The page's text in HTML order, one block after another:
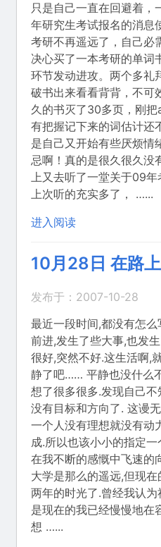
只是自己一直在回避着，
年研究生考试报名的消息
考研不再遥远了，自己必
决心买了一本考研的单词
环节发动进攻。两个多礼
破书出来看看背背，不
久的书灭了30多页，刚把
有把握记下来的词估计还
是自己又开始有些厌烦情
忌啊！真的是很久很久
上又去听了一堂关于09
上次听的充实多了， …...
进入阅读
10月28日 在路
发布于：2007-10-28
最近一段时间,都没有怎
前进,发生了些大事,也发
很好,突然不好.这生活啊,
静了吧…… 平静也没什么
想了很多很多.发现自己
没有目标和方向了. 这谩
一个人没有理想就没有动
成.所以也该小小的指定
在我不断的感慨中飞速的
大学是那么的遥远,但现
两年的时光了.曾经我认
是现在的我已经慢慢地在
想 …...